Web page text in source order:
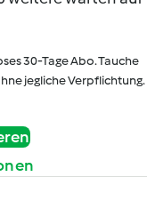
30-Tage Abo. Tauche
jegliche Verpflichtung.